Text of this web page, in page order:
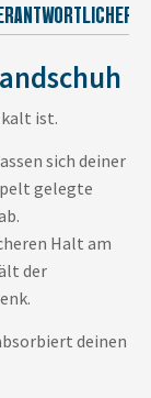
ist.
sich deiner
gelegte
Halt am
der
deinen